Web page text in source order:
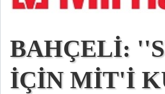
BAHÇELİ:
İÇİN MİT'İ